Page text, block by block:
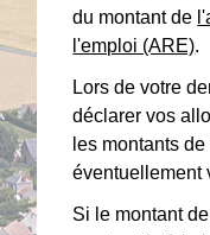
du montant de
l'emploi (ARE).
Lors de votre
déclarer vos
les montants
éventuellement
Si le montant